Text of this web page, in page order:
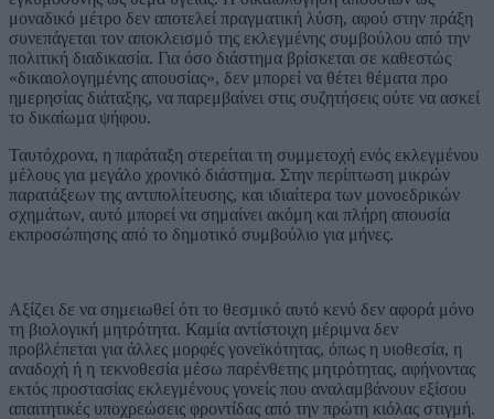
μοναδικό μέτρο δεν αποτελεί πραγματική λύση, αφού στην πράξη
συνεπάγεται τον αποκλεισμό της εκλεγμένης συμβούλου από την
πολιτική διαδικασία. Για όσο διάστημα βρίσκεται σε καθεστώς
«δικαιολογημένης απουσίας», δεν μπορεί να θέτει θέματα προ
ημερησίας διάταξης, να παρεμβαίνει στις συζητήσεις ούτε να ασκεί
το δικαίωμα ψήφου.
Ταυτόχρονα, η παράταξη στερείται τη συμμετοχή ενός εκλεγμένου
μέλους για μεγάλο χρονικό διάστημα. Στην περίπτωση μικρών
παρατάξεων της αντιπολίτευσης, και ιδιαίτερα των μονοεδρικών
σχημάτων, αυτό μπορεί να σημαίνει ακόμη και πλήρη απουσία
εκπροσώπησης από το δημοτικό συμβούλιο για μήνες.
Αξίζει δε να σημειωθεί ότι το θεσμικό αυτό κενό δεν αφορά μόνο
τη βιολογική μητρότητα. Καμία αντίστοιχη μέριμνα δεν
προβλέπεται για άλλες μορφές γονεϊκότητας, όπως η υιοθεσία, η
αναδοχή ή η τεκνοθεσία μέσω παρένθετης μητρότητας, αφήνοντας
εκτός προστασίας εκλεγμένους γονείς που αναλαμβάνουν εξίσου
απαιτητικές υποχρεώσεις φροντίδας από την πρώτη κιόλας στιγμή.